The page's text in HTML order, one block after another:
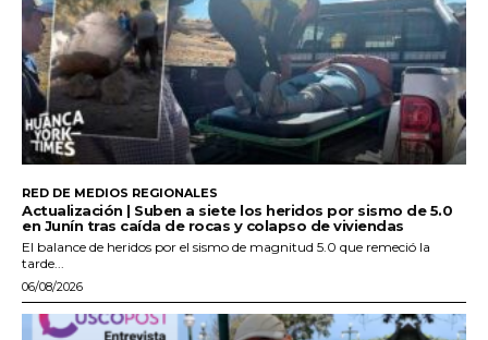
RED DE MEDIOS REGIONALES
Actualización | Suben a siete los heridos por sismo de 5.0
en Junín tras caída de rocas y colapso de viviendas
El balance de heridos por el sismo de magnitud 5.0 que remeció la
tarde...
06/08/2026